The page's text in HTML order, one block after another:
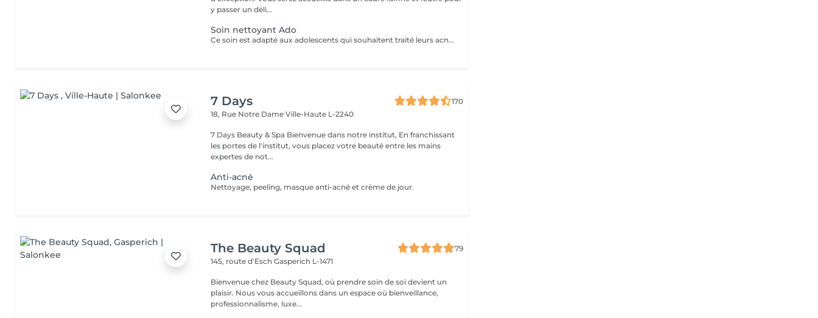
y passer un déli...
Soin nettoyant Ado
Ce soin est adapté aux adolescents qui souhaitent traité leurs acné ou avoir une peau plus lisse et lumineuse !
7 Days
170
18, Rue Notre DameVille-Haute L-2240
7 Days Beauty & Spa Bienvenue dans notre institut, En franchissant
les portes de l'institut, vous placez votre beauté entre les mains
expertes de not...
Anti-acné
Nettoyage, peeling, masque anti-acné et crème de jour.
The Beauty Squad
79
145, route d'EschGasperich L-1471
Bienvenue chez Beauty Squad, où prendre soin de soi devient un
plaisir. Nous vous accueillons dans un espace où bienveillance,
professionnalisme, luxe...